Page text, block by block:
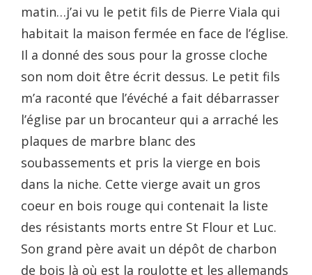
matin…j’ai vu le petit fils de Pierre Viala qui
habitait la maison fermée en face de l’église.
Il a donné des sous pour la grosse cloche
son nom doit être écrit dessus. Le petit fils
m’a raconté que l’évéché a fait débarrasser
l’église par un brocanteur qui a arraché les
plaques de marbre blanc des
soubassements et pris la vierge en bois
dans la niche. Cette vierge avait un gros
coeur en bois rouge qui contenait la liste
des résistants morts entre St Flour et Luc.
Son grand père avait un dépôt de charbon
de bois là où est la roulotte et les allemands